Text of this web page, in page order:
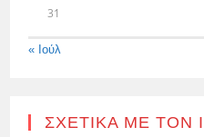
31
« Ιούλ
ΣΧΕΤΙΚΆ ΜΕ ΤΟΝ